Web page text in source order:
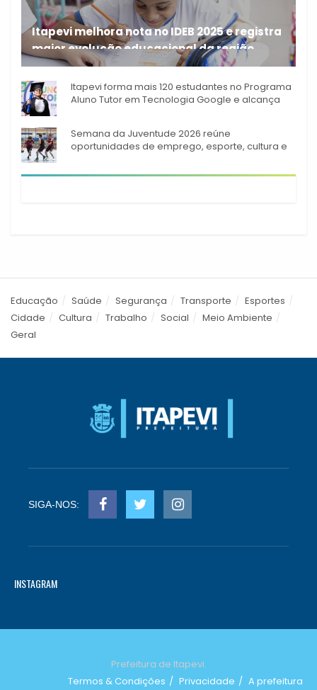
Itapevi melhora nota no IDEB 2025 e registra
maior evolução educacional da região
A rede municipal de ensino
Itapevi forma mais 120 estudantes no Programa
Aluno Tutor em Tecnologia Google e alcança
Semana da Juventude 2026 reúne
oportunidades de emprego, esporte, cultura e
Educação Saúde Segurança Transporte
Esportes
Cidade
Cultura Trabalho Social
Meio Ambiente
Geral
SIGA-NOS:
INSTAGRAM
Prefeitura de Itapevi.
Termos & Condições
Privacidade A prefeitura